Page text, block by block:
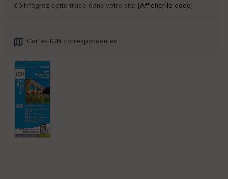
Intégrez cette trace dans votre site [Afficher le code]
Cartes IGN correspondantes